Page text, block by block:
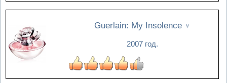
Guerlain: My Insolence ♀
2007 год.